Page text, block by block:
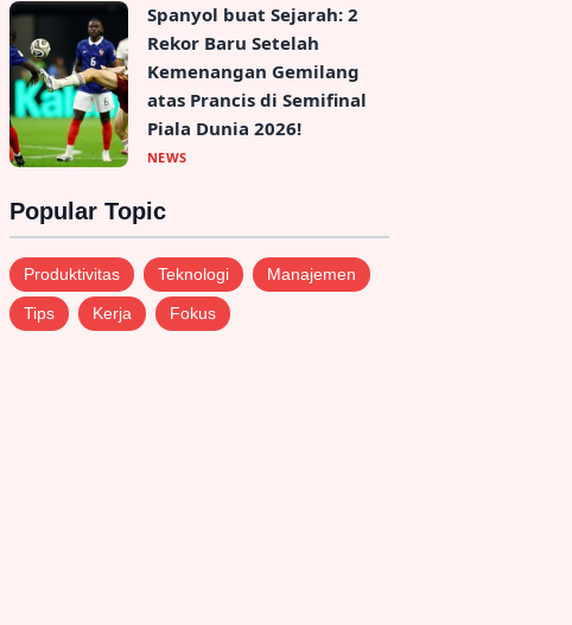
Spanyol buat Sejarah: 2
Rekor Baru Setelah
Kemenangan Gemilang
atas Prancis di Semifinal
Piala Dunia 2026!
NEWS
Popular Topic
Produktivitas Teknologi Manajemen
Tips Kerja Fokus